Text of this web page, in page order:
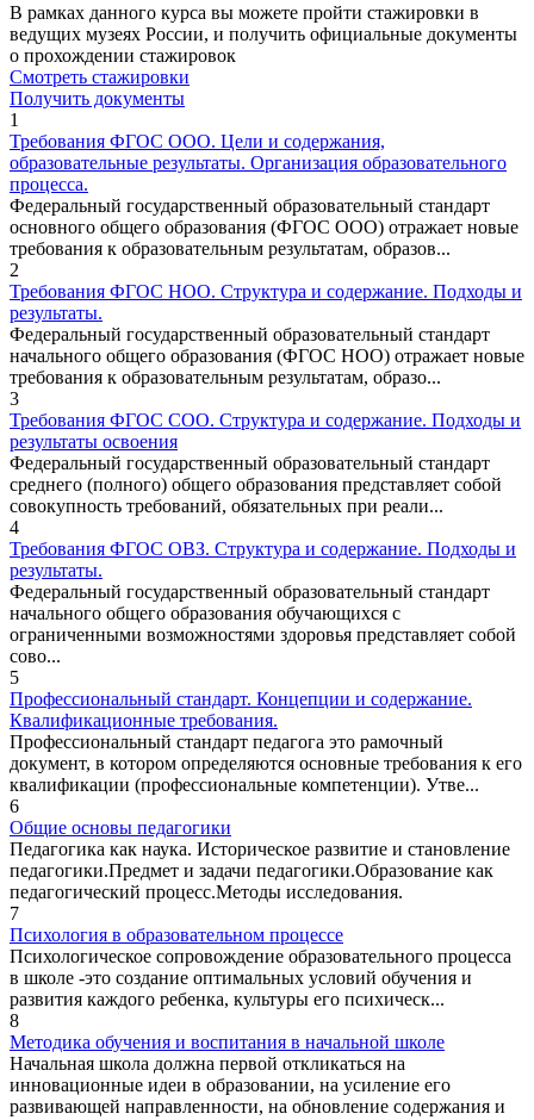
В рамках данного курса вы можете пройти стажировки в
ведущих музеях России, и получить официальные документы
о прохождении стажировок
Смотреть стажировки
Получить документы
1
Требования ФГОС ООО. Цели и содержания,
образовательные результаты. Организация образовательного
процесса.
Федеральный государственный образовательный стандарт
основного общего образования (ФГОС ООО) отражает новые
требования к образовательным результатам, образов...
2
Требования ФГОС НОО. Структура и содержание. Подходы и
результаты.
Федеральный государственный образовательный стандарт
начального общего образования (ФГОС НОО) отражает новые
требования к образовательным результатам, образо...
3
Требования ФГОС СОО. Структура и содержание. Подходы и
результаты освоения
Федеральный государственный образовательный стандарт
среднего (полного) общего образования представляет собой
совокупность требований, обязательных при реали...
4
Требования ФГОС ОВЗ. Структура и содержание. Подходы и
результаты.
Федеральный государственный образовательный стандарт
начального общего образования обучающихся с
ограниченными возможностями здоровья представляет собой
сово...
5
Профессиональный стандарт. Концепции и содержание.
Квалификационные требования.
Профессиональный стандарт педагога это рамочный
документ, в котором определяются основные требования к его
квалификации (профессиональные компетенции). Утве...
6
Общие основы педагогики
Педагогика как наука. Историческое развитие и становление
педагогики.Предмет и задачи педагогики.Образование как
педагогический процесс.Методы исследования.
7
Психология в образовательном процессе
Психологическое сопровождение образовательного процесса
в школе -это создание оптимальных условий обучения и
развития каждого ребенка, культуры его психическ...
8
Методика обучения и воспитания в начальной школе
Начальная школа должна первой откликаться на
инновационные идеи в образовании, на усиление его
развивающей направленности, на обновление содержания и